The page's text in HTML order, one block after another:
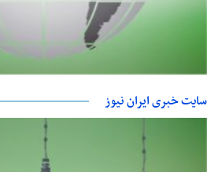
سایت خبری ایران نیوز